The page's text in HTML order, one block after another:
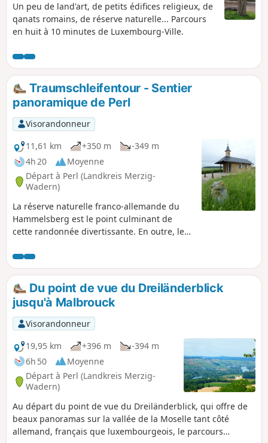
Un peu de land'art, de petits édifices religieux, de
qanats romains, de réserve naturelle... Parcours
en huit à 10 minutes de Luxembourg-Ville.
Traumschleifentour - Sentier
panoramique de Perl
Visorandonneur
11,61 km
+350 m
-349 m
4h 20
Moyenne
Départ à Perl (Landkreis Merzig-
Wadern)
La réserve naturelle franco-allemande du
Hammelsberg est le point culminant de
cette randonnée divertissante. En outre, les
insoupçonnées sur le Luxembourg, la France
et la vallée de la Moselle.
Du point de vue du Dreiländerblick
jusqu'à Malbrouck
Visorandonneur
19,95 km
+396 m
-394 m
6h 50
Moyenne
Départ à Perl (Landkreis Merzig-
Wadern)
Au départ du point de vue du Dreiländerblick, qui offre de
beaux panoramas sur la vallée de la Moselle tant côté
allemand, français que luxembourgeois, le parcours